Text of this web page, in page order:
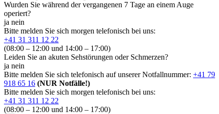
Wurden Sie während der vergangenen 7 Tage an einem Auge
operiert?
ja nein
Bitte melden Sie sich morgen telefonisch bei uns:
+41 31 311 12 22
(08:00 – 12:00 und 14:00 – 17:00)
Leiden Sie an akuten Sehstörungen oder Schmerzen?
ja nein
Bitte melden Sie sich telefonisch auf unserer Notfallnummer: +41 79
918 65 16 (NUR Notfälle!)
Bitte melden Sie sich morgen telefonisch bei uns:
+41 31 311 12 22
(08:00 – 12:00 und 14:00 – 17:00)